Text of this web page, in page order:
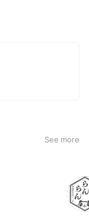
See more